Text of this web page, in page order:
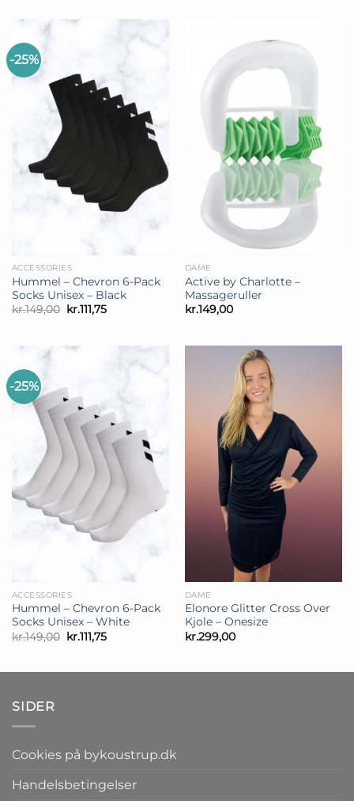
kr.129,00. kr.99,00.
-25%
ACCESSORIES
Hummel – Chevron 6-Pack
Socks Unisex – Black
kr.149,00 Den
oprindelige
kr.149,00.
kr.111,75Den
kr.111,75.
DAME
Active by Charlotte –
Massageruller
kr.149,00
-25%
ACCESSORIES
Hummel – Chevron 6-Pack
Socks Unisex – White
kr.149,00 Den
oprindelige
kr.111,75Den
DAME
Elonore Glitter Cross Over
Kjole – Onesize
kr.299,00
SIDER
Cookies på bykoustrup.dk
Handelsbetingelser